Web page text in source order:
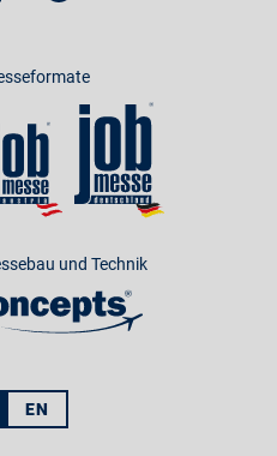
und Technik
EN